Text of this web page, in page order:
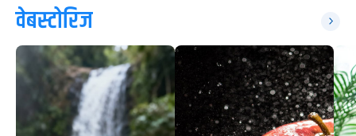
वेबस्टोरिज